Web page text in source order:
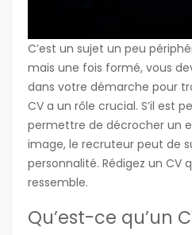
C’est un sujet un peu
mais une fois formé, vous
dans votre démarche pour
CV a un rôle crucial. S’il est
permettre de décrocher un
image, le recruteur peut de
personnalité. Rédigez un CV
ressemble.
Qu’est-ce qu’un